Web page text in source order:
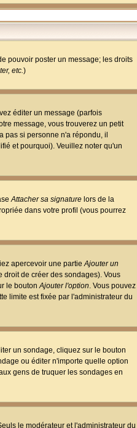
pouvoir poster un message; les droits
etc.)
éditer un message (parfois
message, vous trouverez un petit
pas si personne n'a répondu, il
et pourquoi). Veuillez noter qu'un
Attacher sa signature lors de la
dans votre profil (vous pourrez
apercevoir une partieAjouter un
de créer des sondages). Vous
le boutonAjouter l'option. Vous pouvez
limite est fixée par l'administrateur du
un sondage, cliquez sur le bouton
ou éditer n'importe quelle option
gens de truquer les sondages en
le modérateur et l'administrateur du